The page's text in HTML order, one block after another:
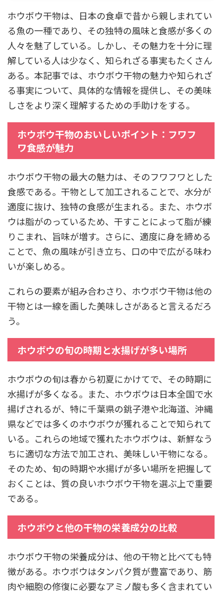
ホウボウ干物は、日本の食卓で昔から親しまれてい
る魚の一種であり、その独特の風味と食感が多くの
人々を魅了している。しかし、その魅力を十分に理
解している人は少なく、知られざる事実もたくさん
ある。本記事では、ホウボウ干物の魅力や知られざ
る事実について、具体的な情報を提供し、その美味
しさをより深く理解するための手助けをする。
ホウボウ干物のおいしいポイント：フワフ
ワ食感が魅力
ホウボウ干物の最大の魅力は、そのフワフワとした
食感である。干物として加工されることで、水分が
適度に抜け、独特の食感が生まれる。また、ホウボ
ウは脂がのっているため、干すことによって脂が練
りこまれ、旨味が増す。さらに、適度に身を締める
ことで、魚の風味が引き立ち、口の中で広がる味わ
いが楽しめる。
これらの要素が組み合わさり、ホウボウ干物は他の
干物とは一線を画した美味しさがあると言えるだろ
う。
ホウボウの旬の時期と水揚げが多い場所
ホウボウの旬は春から初夏にかけてで、その時期に
水揚げが多くなる。また、ホウボウは日本全国で水
揚げされるが、特に千葉県の銚子港や北海道、沖縄
県などでは多くのホウボウが獲れることで知られて
いる。これらの地域で獲れたホウボウは、新鮮なう
ちに適切な方法で加工され、美味しい干物になる。
そのため、旬の時期や水揚げが多い場所を把握して
おくことは、質の良いホウボウ干物を選ぶ上で重要
である。
ホウボウと他の干物の栄養成分の比較
ホウボウ干物の栄養成分は、他の干物と比べても特
徴がある。ホウボウはタンパク質が豊富であり、筋
肉や細胞の修復に必要なアミノ酸も多く含まれてい